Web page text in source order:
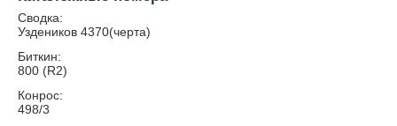
Сводка:
Уздеников 4370(черта)
Биткин:
800 (R2)
Конрос:
498/3